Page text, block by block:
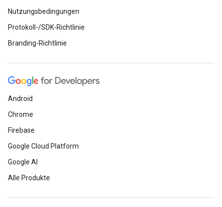
Nutzungsbedingungen
Protokoll-/SDK-Richtlinie
Branding-Richtlinie
Android
Chrome
Firebase
Google Cloud Platform
Google AI
Alle Produkte